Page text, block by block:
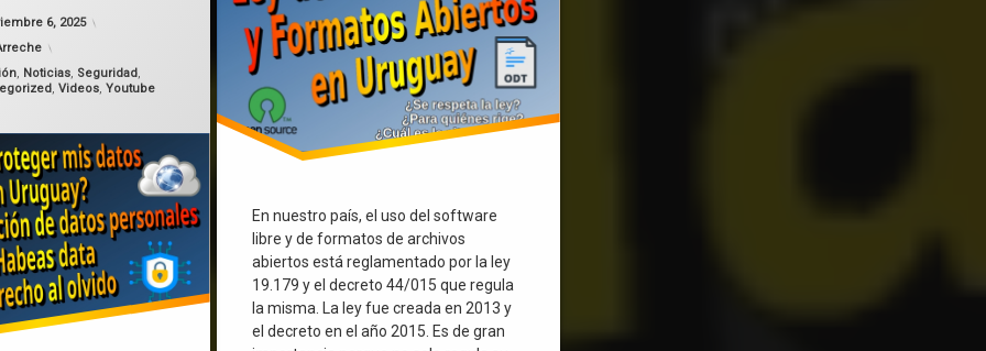
En nuestro país, el uso del software
libre y de formatos de archivos
abiertos está reglamentado por la ley
19.179 y el decreto 44/015 que regula
la misma. La ley fue creada en 2013 y
el decreto en el año 2015. Es de gran
6, 2025
noviembre 6, 2025
, Noticias, Seguridad,
,Videos,Youtube